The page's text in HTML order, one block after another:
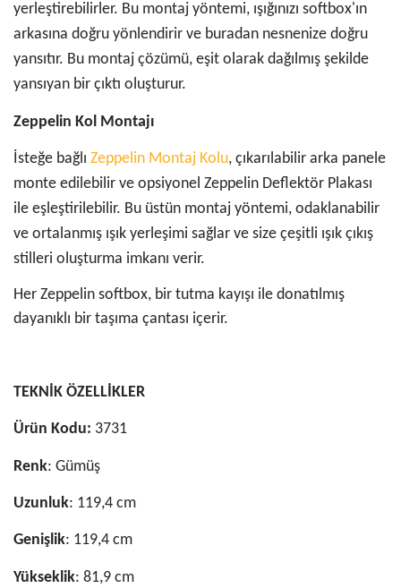
yerleştirebilirler. Bu montaj yöntemi, ışığınızı softbox'ın
arkasına doğru yönlendirir ve buradan nesnenize doğru
yansıtır. Bu montaj çözümü, eşit olarak dağılmış şekilde
yansıyan bir çıktı oluşturur.
Zeppelin Kol Montajı
İsteğe bağlı Zeppelin Montaj Kolu, çıkarılabilir arka panele
monte edilebilir ve opsiyonel Zeppelin Deflektör Plakası
ile eşleştirilebilir. Bu üstün montaj yöntemi, odaklanabilir
ve ortalanmış ışık yerleşimi sağlar ve size çeşitli ışık çıkış
stilleri oluşturma imkanı verir.
Her Zeppelin softbox, bir tutma kayışı ile donatılmış
dayanıklı bir taşıma çantası içerir.
TEKNİK ÖZELLİKLER
Ürün Kodu: 3731
Renk: Gümüş
Uzunluk: 119,4 cm
Genişlik: 119,4 cm
Yükseklik: 81,9 cm